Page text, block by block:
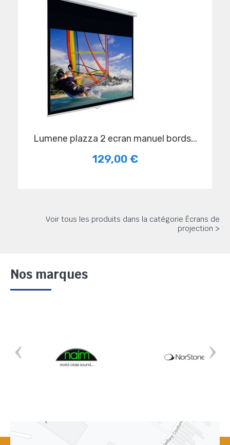
lumene plazza 2 ecran manuel bords...
129,00 €
Voir tous les produits dans la catégorie Écrans de
projection >
Nos marques